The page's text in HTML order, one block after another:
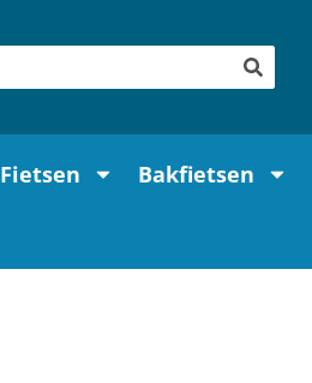
Fietsen Bakfietsen